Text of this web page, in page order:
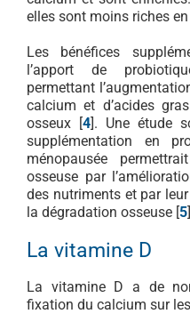
elles sont moins riches
Les bénéfices
l’apport de
permettant
calcium et d’acides
osseux [4]. Une étude
supplémentation en
ménopausée
osseuse par
des nutriments et par
la dégradation osseuse [5
La vitamine D
La vitamine D a de
fixation du calcium sur